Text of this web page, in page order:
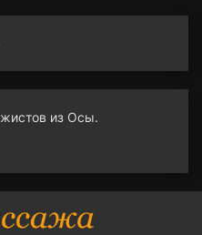
из Осы.